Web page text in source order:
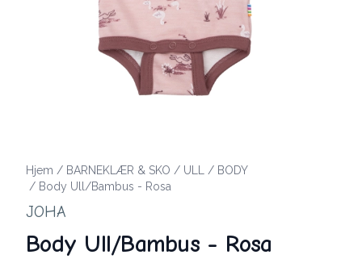
Hjem / BARNEKLÆR & SKO / ULL / BODY
/ Body Ull/Bambus - Rosa
JOHA
Body Ull/Bambus - Rosa